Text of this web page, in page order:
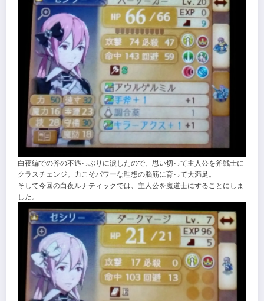
白夜編での斧の不遇っぷりに涙したので、思い切って主人公を斧戦士に
クラスチェンジ。力こそパワーな理想の脳筋に育って大満足。
そして今回の白夜ルナティックでは、主人公を魔道士にすることにしま
した。